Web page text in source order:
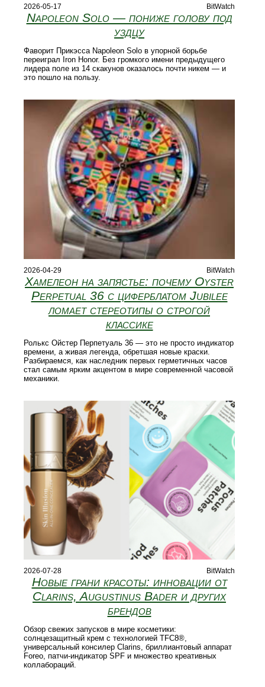
2026-05-17 BitWatch
Napoleon Solo — пониже голову под
уздцу
Фаворит Прикэсса Napoleon Solo в упорной борьбе
переиграл Iron Honor. Без громкого имени предыдущего
лидера поле из 14 скакунов оказалось почти никем — и
это пошло на пользу.
2026-04-29 BitWatch
Хамелеон на запястье: почему Oyster
Perpetual 36 с циферблатом Jubilee
ломает стереотипы о строгой
классике
Ролькс Ойстер Перпетуаль 36 — это не просто индикатор
времени, а живая легенда, обретшая новые краски.
Разбираемся, как наследник первых герметичных часов
стал самым ярким акцентом в мире современной часовой
механики.
2026-07-28 BitWatch
Новые грани красоты: инновации от
Clarins, Augustinus Bader и других
брендов
Обзор свежих запусков в мире косметики:
солнцезащитный крем с технологией TFC8®,
универсальный консилер Clarins, бриллиантовый аппарат
Foreo, патчи‑индикатор SPF и множество креативных
коллабораций.